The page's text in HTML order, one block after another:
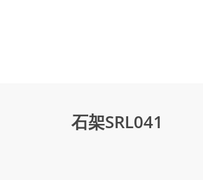
石架SRL041